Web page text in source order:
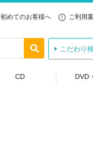
初めてのお客様へ ご利用
こだわり
CD DVD